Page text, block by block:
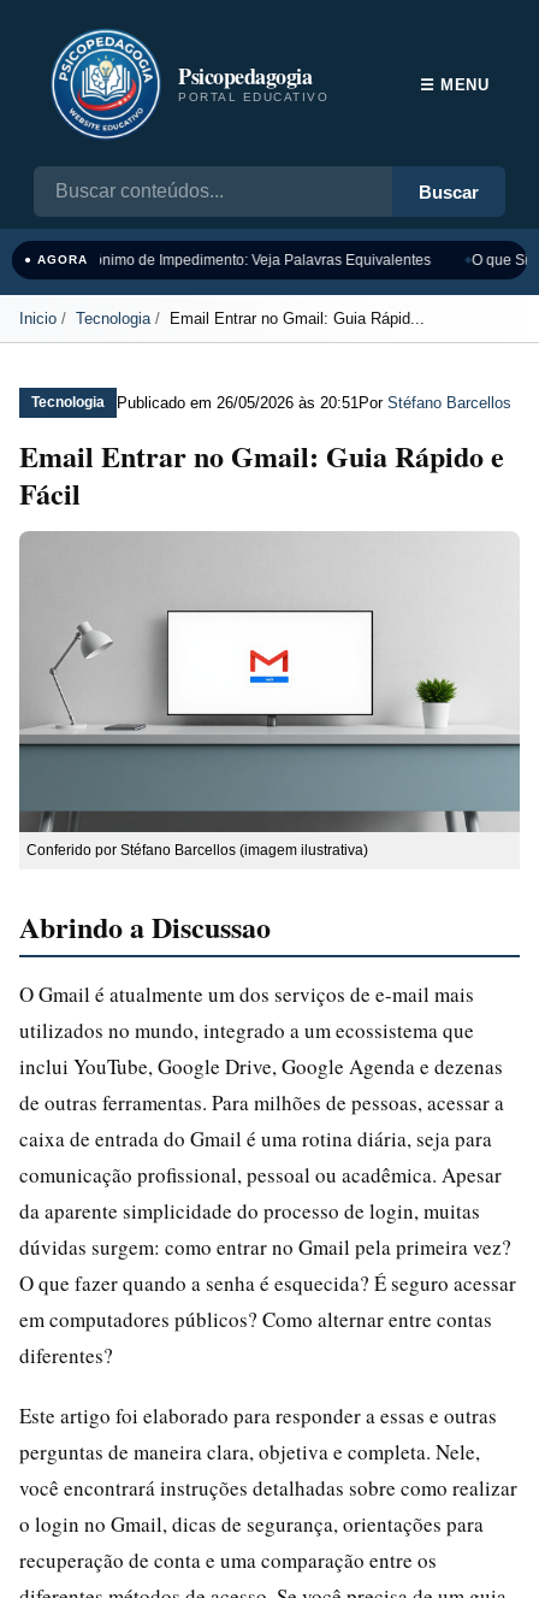
Psicopedagogia
PORTAL EDUCATIVO
Buscar
☰ MENU
● AGORASinônimo de Impedimento: Veja Palavras Equivalentes O que
Inicio Tecnologia Email Entrar no Gmail: Guia Rápid...
Tecnologia Publicado em 26/05/2026 às 20:51 Por Stéfano Barcellos
Email Entrar no Gmail: Guia Rápido e
Fácil
Conferido por Stéfano Barcellos (imagem ilustrativa)
Abrindo a Discussao
O Gmail é atualmente um dos serviços de e-mail mais
utilizados no mundo, integrado a um ecossistema que
inclui YouTube, Google Drive, Google Agenda e dezenas
de outras ferramentas. Para milhões de pessoas, acessar a
caixa de entrada do Gmail é uma rotina diária, seja para
comunicação profissional, pessoal ou acadêmica. Apesar
da aparente simplicidade do processo de login, muitas
dúvidas surgem: como entrar no Gmail pela primeira vez?
O que fazer quando a senha é esquecida? É seguro acessar
em computadores públicos? Como alternar entre contas
diferentes?
Este artigo foi elaborado para responder a essas e outras
perguntas de maneira clara, objetiva e completa. Nele,
você encontrará instruções detalhadas sobre como realizar
o login no Gmail, dicas de segurança, orientações para
recuperação de conta e uma comparação entre os